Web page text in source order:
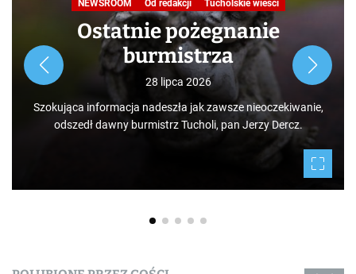
24 lipca 2026
Rozpoczynamy nowy cykl opowieści zarówno dla turystów,
jak i mieszkańców, którzy niekoniecznie muszą podróżować
po świecie. Mamy niezwykłe szczęście żyć w Borach
Tucholskich i korzystać i to w dodatku za darmo z tego, co
daje nam natura.